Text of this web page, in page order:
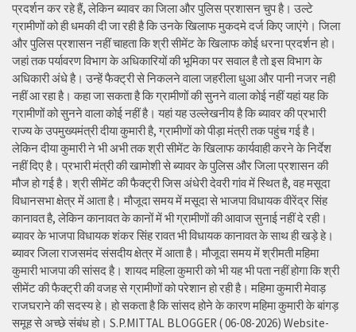
प्रदर्शन कर रहे हैं, लेकिन ब्यावर का जिला और पुलिस प्रशासन चुप है। उल्टे
ग्रामीणों को ही धमकी दी जा रही है कि उनके खिलाफ मुकदमे दर्ज किए जाएंगे। जिला
और पुलिस प्रशासन नहीं चाहता कि श्री सीमेंट के खिलाफ कोई धरना प्रदर्शन हो।
जहां तक पर्यावरण विभाग के अधिकारियों की भूमिका पर सवाल है तो इस विभाग के
अधिकारी अंधे है। उन्हें फैक्ट्री से निकलने वाला जहरीला धुआ और पानी नजर नही
नहीं आ रहा है। कहा जा सकता है कि ग्रामीणों की सुनने वाला कोई नहीं यहां यह कि
ग्रामीणों को सुनने वाला कोई नहीं है। यहां यह उल्लेखनीय है कि ब्यावर की प्रभारी
राज्य के उपमुख्यमंत्री दीया कुमारी है, ग्रामीणों को पीड़ा मंत्री तक पहुंच गई है।
लेकिन दीया कुमारी ने भी अभी तक श्री सीमेंट के खिलाफ कार्यवाही करने के निर्देश
नहीं दिए है। प्रभारी मंत्री की खामोशी से ब्यावर के पुलिस और जिला प्रशासन की
मौज हो गई है। श्री सीमेंट की फैक्ट्री जिस अंधेरी देवरी गांव में स्थित है, वह मसूदा
विधानसभा क्षेत्र में आता है। मौजूदा समय में मसूदा से भाजपा विधायक वीरेंद्र सिंह
कानावत है, लेकिन कानावत के कानों में भी ग्रामीणों की आवाज सुनाई नहीं दे रही।
ब्यावर के भाजपा विधायक शंकर सिंह रावत भी विधायक कानावत के साथ ही खड़े हे।
ब्यावर जिला राजसमंद संसदीय क्षेत्र में आता है। मौजूदा समय में श्रीमती महिमा
कुमारी भाजपा की सांसद है। शायद महिला कुमारी को भी यह भी पता नहीं होगा कि श्री
सीमेंट की फैक्ट्री की वजह से ग्रामीणों को परेशान हो रही है। महिमा कुमारी मेवाड़
राजघराने की सदस्य हे। हो सकता है कि सांसद होने के कारण महिमा कुमारी के बांगड़
समूह से अच्छे संबंध हो। S.P.MITTAL BLOGGER ( 06-08-2026) Website-